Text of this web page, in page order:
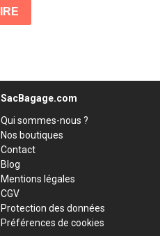
SacBagage.com
Qui sommes-nous ?
Nos boutiques
Contact
Blog
Mentions légales
CGV
Protection des données
Préférences de cookies